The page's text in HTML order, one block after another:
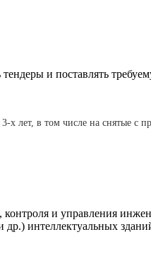
и поставлять
х лет, в том числе на снятые с
контроля и управления
др.) интеллектуальных